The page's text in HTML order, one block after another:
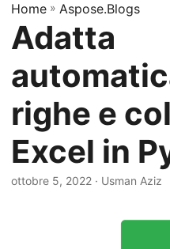
a
/
i
a
t
t
i
Home » Aspose.Blogs
Adatta
righe e
Excel in
ottobre 5, 2022 · Usman Aziz